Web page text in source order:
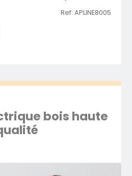
Ref: APLINE8005
bois haute